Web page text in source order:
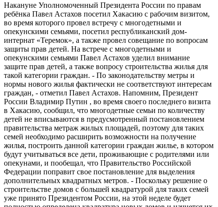
Накануне Уполномоченный Президента России по правам
ребёнка Павел Астахов посетил Хакасию с рабочим визитом,
во время которого провел встречу с многодетными и
опекунскими семьями, посетил республиканский дом-
интернат «Теремок», а также провел совещание по вопросам
защиты прав детей. На встрече с многодетными и
опекунскими семьями Павел Астахов уделил внимание
защите прав детей, а также вопросу строительства жилья для
такой категории граждан. - По законодательству метры и
нормы нового жилья фактически не соответствуют интересам
граждан, - отметил Павел Астахов. Напомним, Президент
России Владимир Путин , во время своего последнего визита
в Хакасию, сообщил, что многодетные семьи по количеству
детей не вписываются в предусмотренный постановлением
правительства метраж жилых площадей, поэтому для таких
семей необходимо расширить возможности на получение
жилья, построить данной категории граждан жилье, в котором
будут учитываться все дети, проживающие с родителями или
опекунами, и пообещал, что Правительство Российской
Федерации поправит свое постановление для выделения
дополнительных квадратных метров. - Поскольку решение о
строительстве домов с большей квадратурой для таких семей
уже принято Президентом России, на этой неделе будет